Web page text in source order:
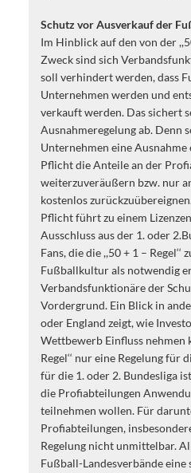
Schutz vor Ausverkauf der
Im Hinblick auf den von der
Zweck sind sich
soll verhindert werden, dass
Unternehmen werden und
verkauft werden. Das sichert
Ausnahmeregelung ab. Denn
Unternehmen eine
Pflicht die Anteile an der
weiterzuveräußern bzw. nur
kostenlos
Pflicht führt zu einem
Ausschluss aus der 1. oder
Fans, die die ,,50 + 1 – Regel‘‘
Fußballkultur als notwendig
Verbandsfunktionäre der
Vordergrund. Ein Blick in
oder England zeigt, wie
Wettbewerb Einfluss nehmen
Regel‘‘ nur eine Regelung für
für die 1. oder 2. Bundesliga
die Profiabteilungen
teilnehmen wollen. Für
Profiabteilungen,
Regelung nicht unmittelbar.
Fußball-Landesverbände eine